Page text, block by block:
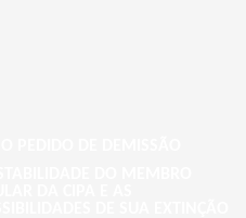
DE SUA EXTINÇÃO